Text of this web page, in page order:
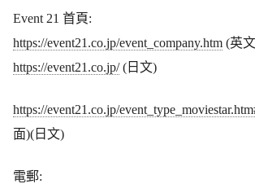
Event 21 首頁:
https://event21.co.jp/event_company.htm (英
https://event21.co.jp/(日文)
https://event21.co.jp/
面)(日文)
電郵: